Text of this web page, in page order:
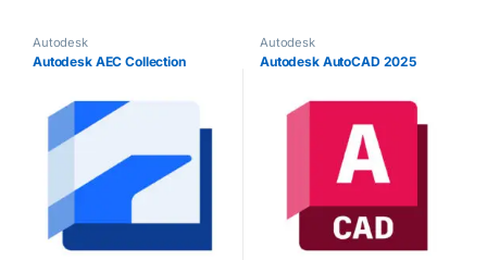
Autodesk
Autodesk AEC Collection
Autodesk
Autodesk AutoCAD 2025